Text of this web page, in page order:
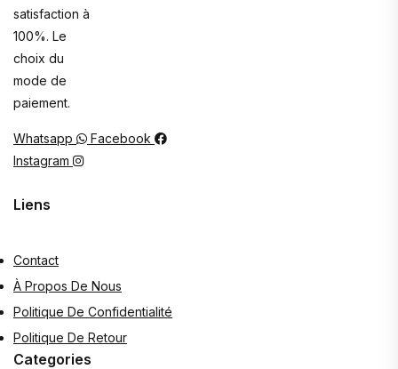
satisfaction à
100%. Le
choix du
mode de
paiement.
Whatsapp
Facebook
Instagram
Liens
Contact
À Propos De Nous
Politique De Confidentialité
Politique De Retour
Categories